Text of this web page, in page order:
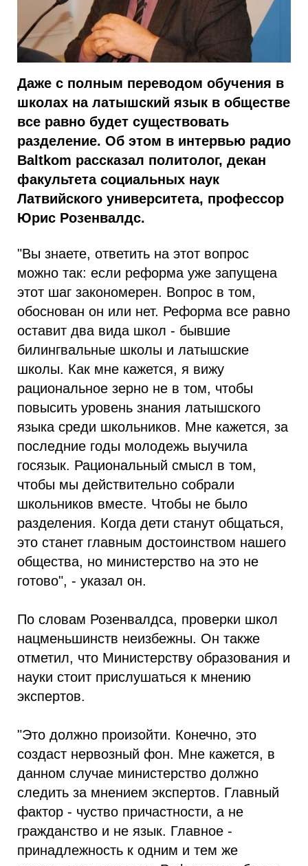
Даже с полным переводом обучения в
школах на латышский язык в обществе
все равно будет существовать
разделение. Об этом в интервью радио
Baltkom рассказал политолог, декан
факультета социальных наук
Латвийского университета, профессор
Юрис Розенвалдс.
"Вы знаете, ответить на этот вопрос
можно так: если реформа уже запущена
этот шаг закономерен. Вопрос в том,
обоснован он или нет. Реформа все равно
оставит два вида школ - бывшие
билингвальные школы и латышские
школы. Как мне кажется, я вижу
рациональное зерно не в том, чтобы
повысить уровень знания латышского
языка среди школьников. Мне кажется, за
последние годы молодежь выучила
госязык. Рациональный смысл в том,
чтобы мы действительно собрали
школьников вместе. Чтобы не было
разделения. Когда дети станут общаться,
это станет главным достоинством нашего
общества, но министерство на это не
готово", - указал он.
По словам Розенвалдса, проверки школ
нацменьшинств неизбежны. Он также
отметил, что Министерству образования и
науки стоит прислушаться к мнению
экспертов.
"Это должно произойти. Конечно, это
создаст нервозный фон. Мне кажется, в
данном случае министерство должно
следить за мнением экспертов. Главный
фактор - чуство причастности, а не
гражданство и не язык. Главное -
принадлежность к одним и тем же